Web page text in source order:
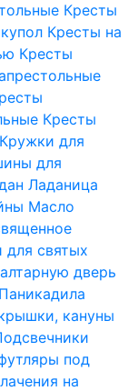
Кресты
Кресты на
Кресты
Кресты
Кружки для
для
Ладаница
Масло
святых
дверь
Паникадила
кануны
под
на